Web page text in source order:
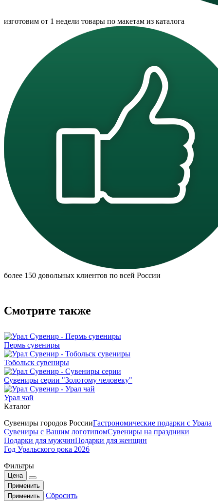
изготовим от 1 недели товары по макетам из каталога
более 150 довольных клиентов по всей России
Смотрите также
Пермь сувениры
Тобольск сувениры
Сувениры серии "Золотому человеку"
Урал чай
Каталог
Сувениры городов РоссииГастрономические подарки с Урала
Сувениры с Вашим логотипомСувениры на праздники
Подарки для мужчинПодарки для женщин
Год Уральского рока 2026
Фильтры
Цена
Применить
Применить
Сбросить